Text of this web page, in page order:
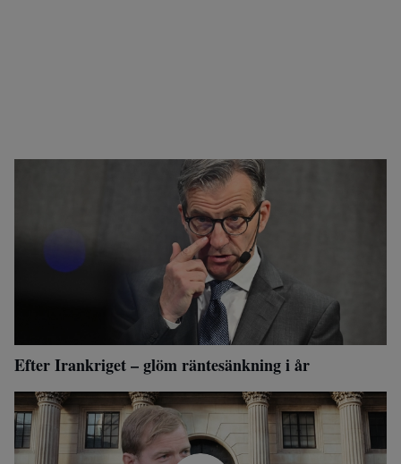
Efter Irankriget – glöm räntesänkning i år